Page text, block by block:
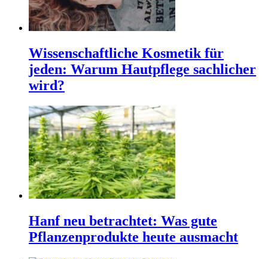
Wissenschaftliche Kosmetik für
jeden: Warum Hautpflege sachlicher
wird?
Hanf neu betrachtet: Was gute
Pflanzenprodukte heute ausmacht